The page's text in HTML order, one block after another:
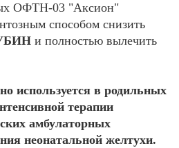
ОФТН-03 "Аксион"
способом снизить
и полностью вылечить
используется в родильных
терапии
амбулаторных
неонатальной желтухи.